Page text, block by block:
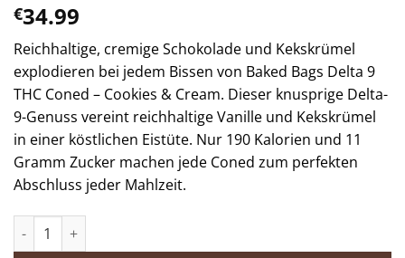
€34.99
Reichhaltige, cremige Schokolade und Kekskrümel
explodieren bei jedem Bissen von Baked Bags Delta 9
THC Coned – Cookies & Cream. Dieser knusprige Delta-
9-Genuss vereint reichhaltige Vanille und Kekskrümel
in einer köstlichen Eistüte. Nur 190 Kalorien und 11
Gramm Zucker machen jede Coned zum perfekten
Abschluss jeder Mahlzeit.
Baked Bags Delta 9 THC Coned Cookies & Cream (150 mg